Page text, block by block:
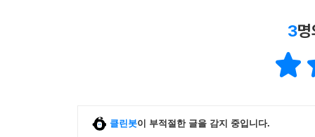
-융통성 없는 것과 제멋대로 하는 것
3
클린봇이 부적절한 글을 감지 중입니다.